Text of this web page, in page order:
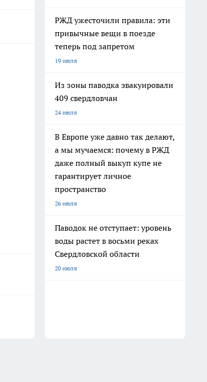
РЖД ужесточили правила: эти
привычные вещи в поезде
теперь под запретом
19 июля
Из зоны паводка эвакуировали
409 свердловчан
24 июля
В Европе уже давно так делают,
а мы мучаемся: почему в РЖД
даже полный выкуп купе не
гарантирует личное
пространство
26 июля
Паводок не отступает: уровень
воды растет в восьми реках
Свердловской области
20 июля